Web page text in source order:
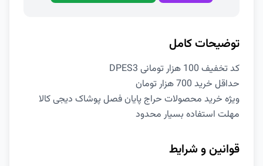
توضیحات کامل
کد تخفیف 100 هزار تومانی DPES3
حداقل خرید 700 هزار تومان
ویژه خرید محصولات حراج پایان فصل پوشاک دیجی کالا
مهلت استفاده بسیار محدود
قوانین و شرایط